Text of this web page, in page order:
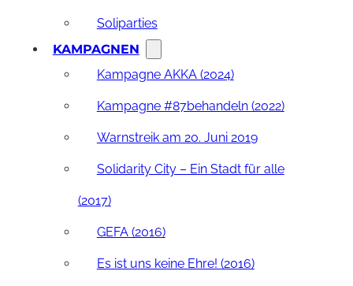
Soliparties
KAMPAGNEN
Kampagne AKKA (2024)
Kampagne #87behandeln (2022)
Warnstreik am 20. Juni 2019
Solidarity City – Ein Stadt für alle
(2017)
GEFA (2016)
Es ist uns keine Ehre! (2016)